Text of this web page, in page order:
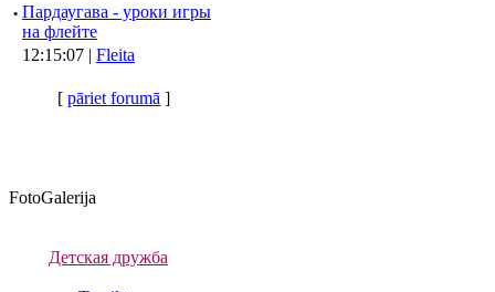
· Пардаугава - уроки игры
на флейте
12:15:07 | Fleita
[pāriet forumā ]
FotoGalerija
Детская дружба